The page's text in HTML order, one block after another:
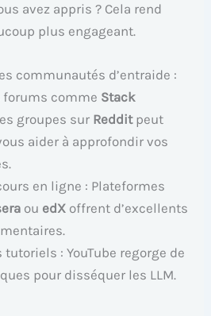
avez appris ? Cela rend
plus engageant.
communautés d’entraide :
forums comme Stack
groupes sur Redditpeut
aider à approfondir vos
en ligne : Plateformes
ou edX offrent d’excellents
tutoriels : YouTube regorge de
pour disséquer les LLM.